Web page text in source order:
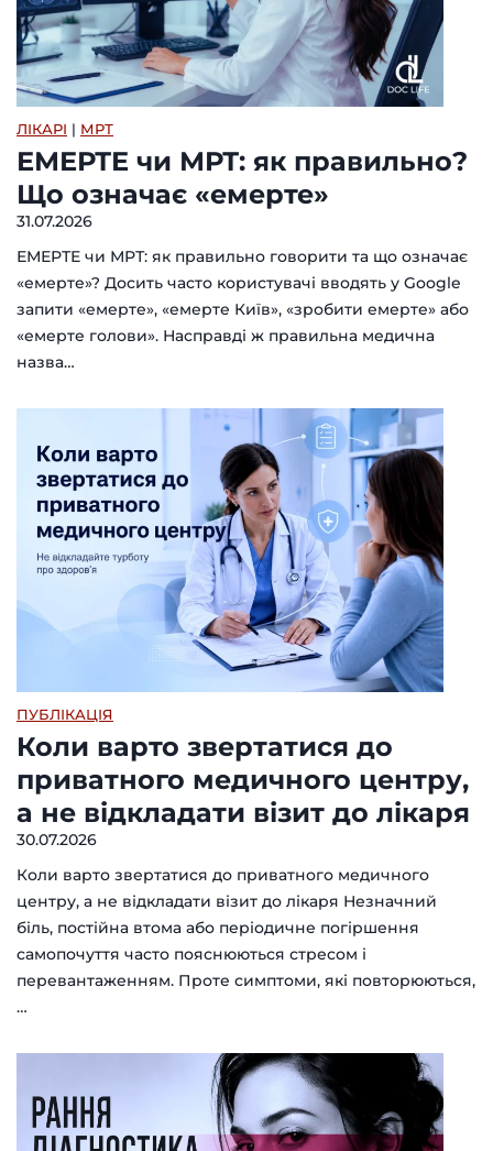
ЛІКАРІ | МРТ
ЕМЕРТЕ чи МРТ: як правильно?
Що означає «емерте»
31.07.2026
ЕМЕРТЕ чи МРТ: як правильно говорити та що означає
«емерте»? Досить часто користувачі вводять у Google
запити «емерте», «емерте Київ», «зробити емерте» або
«емерте голови». Насправді ж правильна медична
назва…
ПУБЛІКАЦІЯ
Коли варто звертатися до
приватного медичного центру,
а не відкладати візит до лікаря
30.07.2026
Коли варто звертатися до приватного медичного
центру, а не відкладати візит до лікаря Незначний
біль, постійна втома або періодичне погіршення
самопочуття часто пояснюються стресом і
перевантаженням. Проте симптоми, які повторюються,
…